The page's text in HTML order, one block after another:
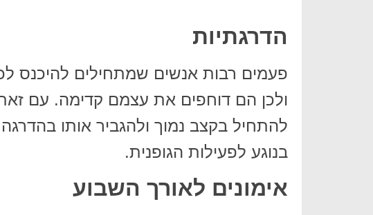
הדרגתיות
פעמים רבות אנשים שמתחילים להיכנס
ולכן הם דוחפים את עצמם קדימה. עם
להתחיל בקצב נמוך ולהגביר אותו
בנוגע לפעילות הגופנית.
אימונים לאורך השבוע